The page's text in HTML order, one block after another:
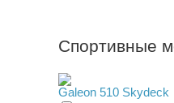
Спортивные
Galeon 510 Skydeck